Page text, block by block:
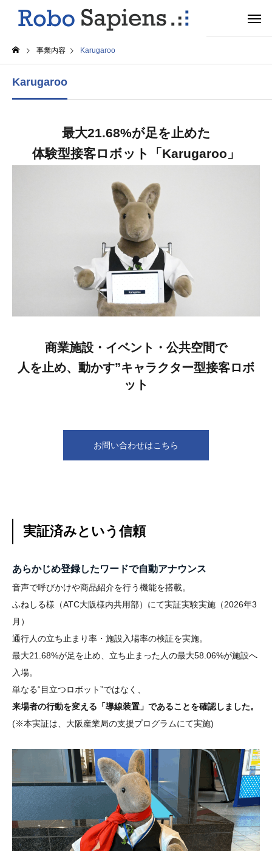
事業内容 Karugaroo
Karugaroo
最大21.68%が足を止めた
体験型接客ロボット「Karugaroo」
商業施設・イベント・公共空間で
人を止め、動かす”キャラクター型接客ロボ
ット
お問い合わせはこちら
実証済みという信頼
あらかじめ登録したワードで自動アナウンス
音声で呼びかけや商品紹介を行う機能を搭載。
ふねしる様（ATC大阪様内共用部）にて実証実験実施（2026年3
月）
通行人の立ち止まり率・施設入場率の検証を実施。
最大21.68%が足を止め、立ち止まった人の最大58.06%が施設へ
入場。
単なる“目立つロボット”ではなく、
来場者の行動を変える「導線装置」であることを確認しました。
(※本実証は、大阪産業局の支援プログラムにて実施)